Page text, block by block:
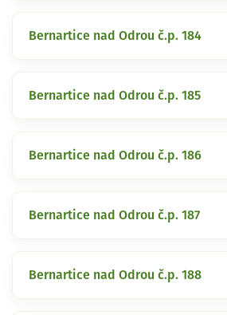
Bernartice nad Odrou č.p. 184
Bernartice nad Odrou č.p. 185
Bernartice nad Odrou č.p. 186
Bernartice nad Odrou č.p. 187
Bernartice nad Odrou č.p. 188